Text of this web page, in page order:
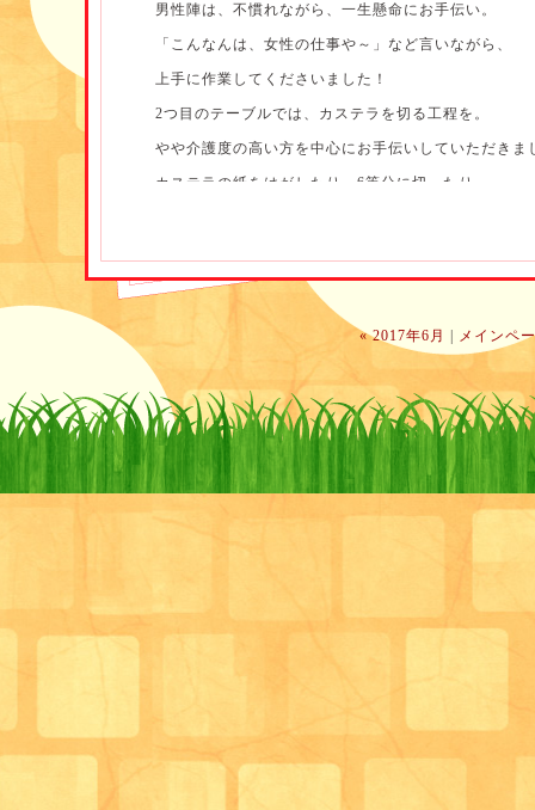
男性陣は、不慣れながら、一生懸命にお手伝い。
「こんなんは、女性の仕事や～」など言いながら、
上手に作業してくださいました！
2つ目のテーブルでは、カステラを切る工程を。
やや介護度の高い方を中心にお手伝いしていただきま
カステラの紙をはがしたり、6等分に切ったり、
3つ目のテーブルでは、バナナ切り、ミカンの用意、
そしてそれを人数分に分ける作業を。
こちらは、要支援の方を中心に、お手伝いしていただ
バナナの切り方は？こんな風に切ったらきれいかなあ
色々と意見がでました。
さすが皆さん、包丁さばきもお手の物。
もう終わり？と、まだまだやり足りない様子でした。
« 2017年6月 メインペ